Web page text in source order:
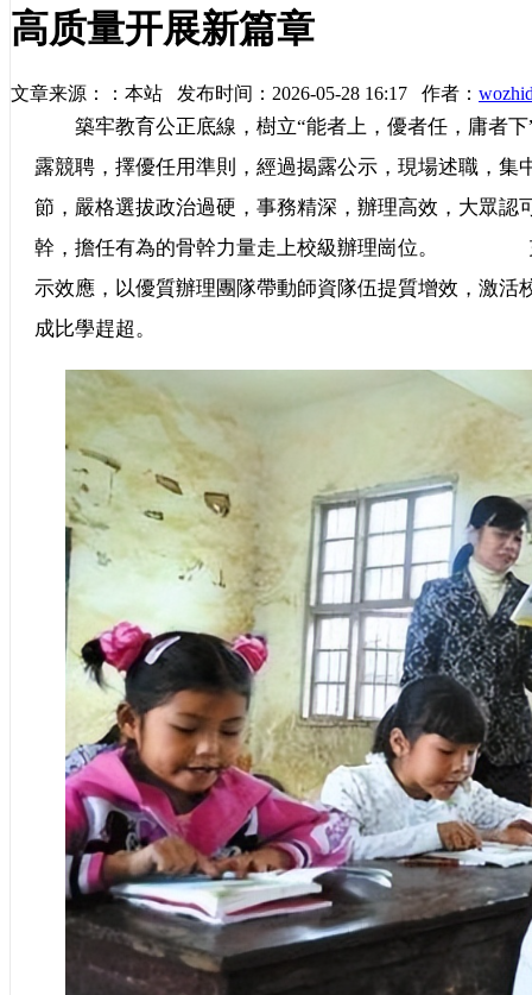
高质量开展新篇章
文章来源：：本站 发布时间：2026-05-28 16:17 作者：
築牢教育公正底線，樹立“能者上，優者任，庸者下
露競聘，擇優任用準則，經過揭露公示，現場述
節，嚴格選拔政治過硬，事務精深，辦理高效，大眾認
幹，擔任有為的骨幹力量走上校級辦理崗位。 充
示效應，以優質辦理團隊帶動師資隊伍提質增效，激活
成比學趕超。